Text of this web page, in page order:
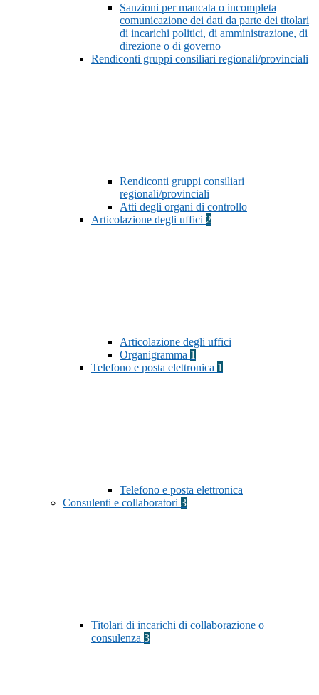
Sanzioni per mancata o incompleta
comunicazione dei dati da parte dei titolari
di incarichi politici, di amministrazione, di
direzione o di governo
Rendiconti gruppi consiliari regionali/provinciali
Rendiconti gruppi consiliari
regionali/provinciali
Atti degli organi di controllo
Articolazione degli uffici 2
Articolazione degli uffici
Organigramma 1
Telefono e posta elettronica 1
Telefono e posta elettronica
Consulenti e collaboratori 3
Titolari di incarichi di collaborazione o
consulenza 3